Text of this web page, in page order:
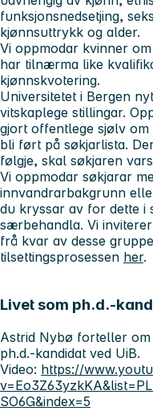
funksjonsnedsetjing,
kjønnsuttrykk og alder.
Vi oppmodar kvinner
har tilnærma like
kjønnskvotering.
Universitetet i Bergen
vitskaplege stillingar.
gjort offentlege sjølv
bli ført på søkjarlista.
følgje, skal søkjaren
Vi oppmodar søkjarar
innvandrarbakgrunn
du kryssar av for dette i
særbehandla. Vi
frå kvar av desse
tilsettingsprosessen her
Livet som ph.d.-
Astrid Nybø forteller om
ph.d.-kandidat ved UiB.
Video: https://
SO6G&index=5